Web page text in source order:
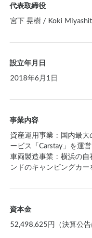
代表取締役
宮下 晃樹 / Koki
設立年月日
2018年6月1日
事業内容
資産運用事業：国内最
ービス「Carstay」を運営
車両製造事業：横浜の
ンドのキャンピングカー
資本金
52,498,625円（決算公告